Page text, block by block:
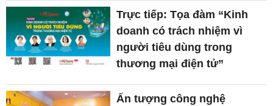
Trực tiếp: Tọa đàm “Kinh
doanh có trách nhiệm vì
người tiêu dùng trong
thương mại điện tử”
Ấn tượng công nghệ